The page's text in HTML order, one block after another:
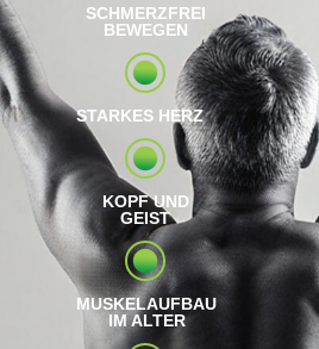
SCHMERZFREI
BEWEGEN
STARKES HERZ
KOPF UND
GEIST
MUSKELAUFBAU
IM ALTER